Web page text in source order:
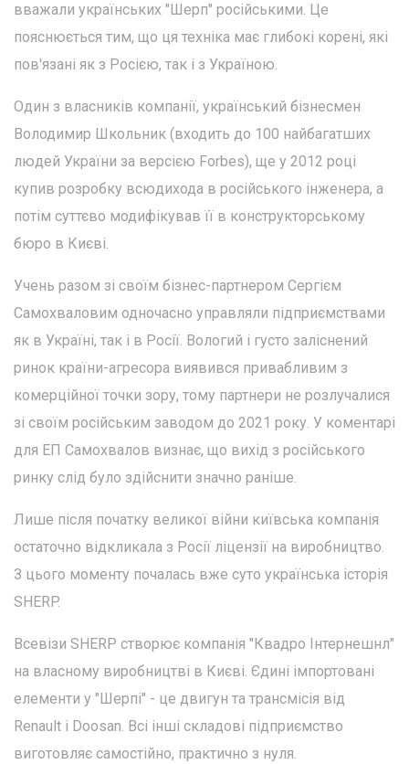
вважали українських "Шерп" російськими. Це
пояснюється тим, що ця техніка має глибокі корені, які
пов'язані як з Росією, так і з Україною.
Один з власників компанії, український бізнесмен
Володимир Школьник (входить до 100 найбагатших
людей України за версією Forbes), ще у 2012 році
купив розробку всюдихода в російського інженера, а
потім суттєво модифікував її в конструкторському
бюро в Києві.
Учень разом зі своїм бізнес-партнером Сергієм
Самохваловим одночасно управляли підприємствами
як в Україні, так і в Росії. Вологий і густо заліснений
ринок країни-агресора виявився привабливим з
комерційної точки зору, тому партнери не розлучалися
зі своїм російським заводом до 2021 року. У коментарі
для ЕП Самохвалов визнає, що вихід з російського
ринку слід було здійснити значно раніше.
Лише після початку великої війни київська компанія
остаточно відкликала з Росії ліцензії на виробництво.
З цього моменту почалась вже суто українська історія
SHERP.
Всевізи SHERP створює компанія "Квадро Інтернешнл"
на власному виробництві в Києві. Єдині імпортовані
елементи у "Шерпі" - це двигун та трансмісія від
Renault і Doosan. Всі інші складові підприємство
виготовляє самостійно, практично з нуля.